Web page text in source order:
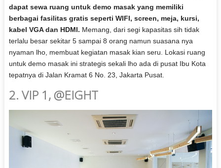
dapat sewa ruang untuk demo masak yang memiliki
berbagai fasilitas gratis seperti WIFI, screen, meja, kursi,
kabel VGA dan HDMI. Memang, dari segi kapasitas sih tidak
terlalu besar sekitar 5 sampai 8 orang namun suasana nya
nyaman lho, membuat kegiatan masak kian seru. Lokasi ruang
untuk demo masak ini strategis sekali lho ada di pusat Ibu Kota
tepatnya di Jalan Kramat 6 No. 23, Jakarta Pusat.
2. VIP 1, @EIGHT